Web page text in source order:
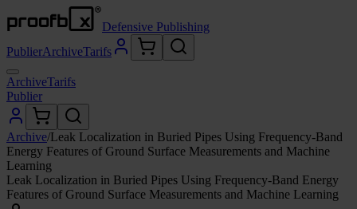
Defensive Publishing
PublierArchiveTarifs
ArchiveTarifs
Publier
Archive/Leak Localization in Buried Pipes Using Frequency-Band
Energy Features of Ground Surface Measurements and Machine
Learning
Leak Localization in Buried Pipes Using Frequency-Band Energy
Features of Ground Surface Measurements and Machine Learning